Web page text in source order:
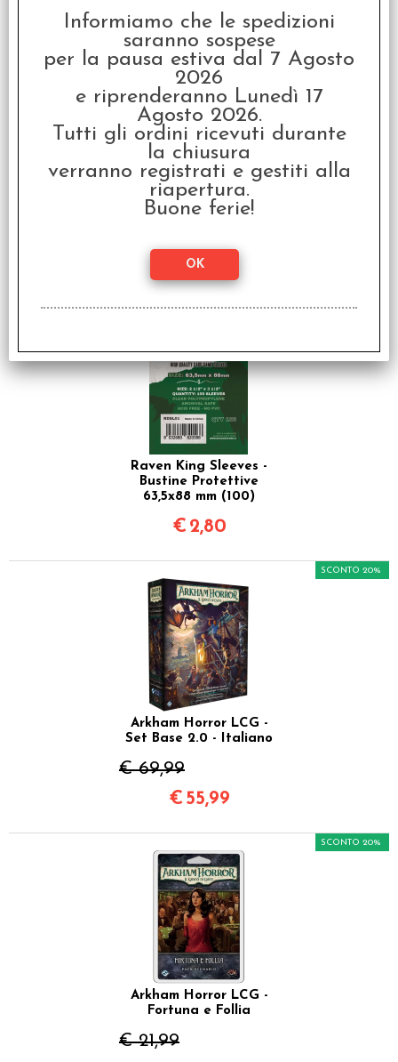
Arkham Horror LCG - Il
Gala di Mezzo Inverno
17,59
Raven King Sleeves -
Bustine Protettive
63,5x88 mm (100)
€ 2,80
Arkham Horror LCG -
Set Base 2.0 - Italiano
€ 69,99
SCONTO 20%
€ 55,99
Arkham Horror LCG -
Fortuna e Follia
€ 21,99
SCONTO 20%
Informiamo che le spedizioni
saranno sospese
per la pausa estiva dal 7 Agosto
2026
e riprenderanno Lunedì 17
Agosto 2026.
Tutti gli ordini ricevuti durante
la chiusura
verranno registrati e gestiti alla
riapertura.
Buone ferie!